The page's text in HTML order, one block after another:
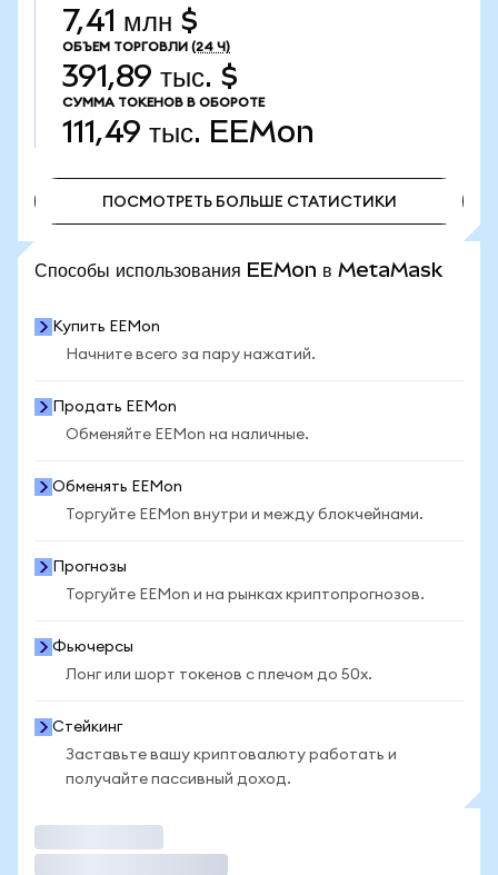
7,41 млн $
ОБЪЕМ ТОРГОВЛИ (24 Ч)
391,89 тыс. $
СУММА ТОКЕНОВ В ОБОРОТЕ
111,49 тыс. EEMon
ПОСМОТРЕТЬ БОЛЬШЕ СТАТИСТИКИ
Способы использования EEMon в MetaMask
Купить EEMon
Начните всего за пару нажатий.
Продать EEMon
Обменяйте EEMon на наличные.
Обменять EEMon
Торгуйте EEMon внутри и между блокчейнами.
Прогнозы
Торгуйте EEMon и на рынках криптопрогнозов.
Фьючерсы
Лонг или шорт токенов с плечом до 50x.
Стейкинг
Заставьте вашу криптовалюту работать и
получайте пассивный доход.